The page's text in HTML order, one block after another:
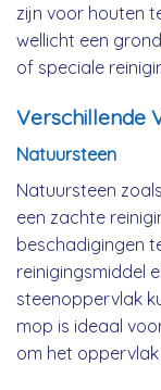
zijn voor houten
wellicht een
of speciale
Verschillende
Natuursteen
Natuursteen
een zachte
beschadigingen
reinigingsmiddel
steenoppervlak
mop is ideaal
om het